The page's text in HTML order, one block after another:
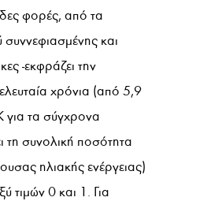
φορές, από τα
και
-εκφράζει την
χρόνια (από 5,9
για τα σύγχρονα
τη συνολική ποσότητα
ηλιακής ενέργειας)
τιμών 0 και 1. Για